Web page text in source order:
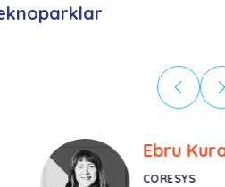
Ebru
CORESYS